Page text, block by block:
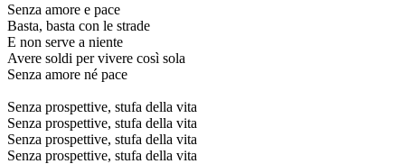
Senza amore e pace
Basta, basta con le strade
E non serve a niente
Avere soldi per vivere così sola
Senza amore né pace
Senza prospettive, stufa della vita
Senza prospettive, stufa della vita
Senza prospettive, stufa della vita
Senza prospettive, stufa della vita